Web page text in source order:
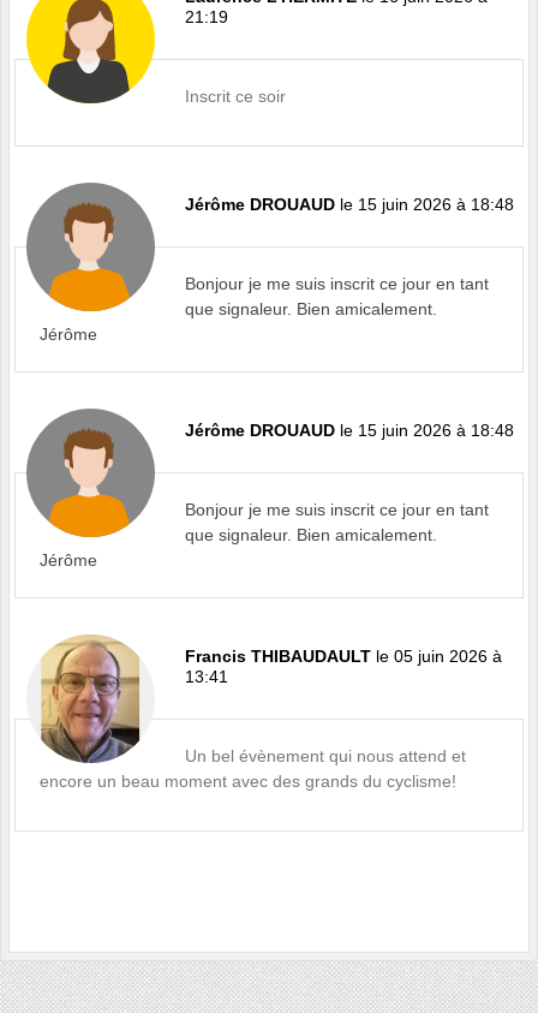
21:19
Inscrit ce soir
Jérôme DROUAUD le 15 juin 2026 à 18:48
Bonjour je me suis inscrit ce jour en tant
que signaleur. Bien amicalement.
Jérôme
Jérôme DROUAUD le 15 juin 2026 à 18:48
Bonjour je me suis inscrit ce jour en tant
que signaleur. Bien amicalement.
Jérôme
Francis THIBAUDAULT le 05 juin 2026 à
13:41
Un bel évènement qui nous attend et
encore un beau moment avec des grands du cyclisme!